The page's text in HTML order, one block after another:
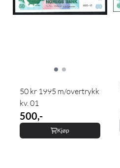
50 kr 1995 m/overtrykk
kv. 01
500,-
Kjøp